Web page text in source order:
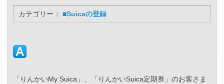
カテゴリー： ■Suicaの登録
「りんかいMy Suica」、「りんかいSuica定期券」のお客さま